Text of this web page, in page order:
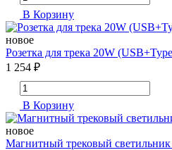
В Корзину
новое
Розетка для трека 20W
1 254 ₽
В Корзину
новое
Магнитный трековый